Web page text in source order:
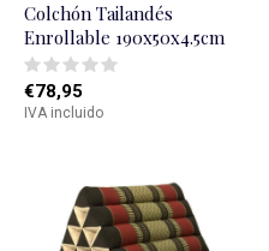
Colchón Tailandés
Enrollable 190x50x4.5cm
€78,95
IVA incluido